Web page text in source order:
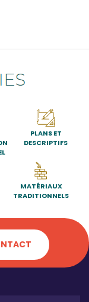
PLANS ET
DESCRIPTIFS
MATÉRIAUX
TRADITIONNELS